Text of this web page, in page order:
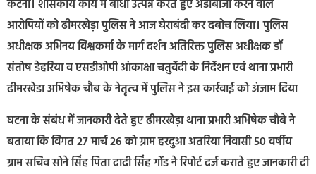
कटनी। शासकीय कार्य मे बाधा उत्पन्न करते हुए अडीबाजी करने वाले
आरोपियों को ढीमरखेड़ा पुलिस ने आज घेराबंदी कर दबोच लिया। पुलिस
अधीक्षक अभिनय विश्वकर्मा के मार्ग दर्शन अतिरिक्त पुलिस अधीक्षक डॉ
संतोष डेहरिया व एसडीओपी आंकाक्षा चतुर्वेदी के निर्देशन एवं थाना प्रभारी
ढीमरखेडा अभिषेक चौब के नेतृत्व में पुलिस ने इस कार्रवाई को अंजाम दिया
घटना के संबंध में जानकारी देते हुए ढीमरखेड़ा थाना प्रभारी अभिषेक चौबे ने
बताया कि विगत 27 मार्च 26 को ग्राम हरदुआ अतरिया निवासी 50 वर्षीय
ग्राम सचिव सोने सिंह पिता दादी सिंह गोंड ने रिपोर्ट दर्ज कराते हुए जानकारी दी